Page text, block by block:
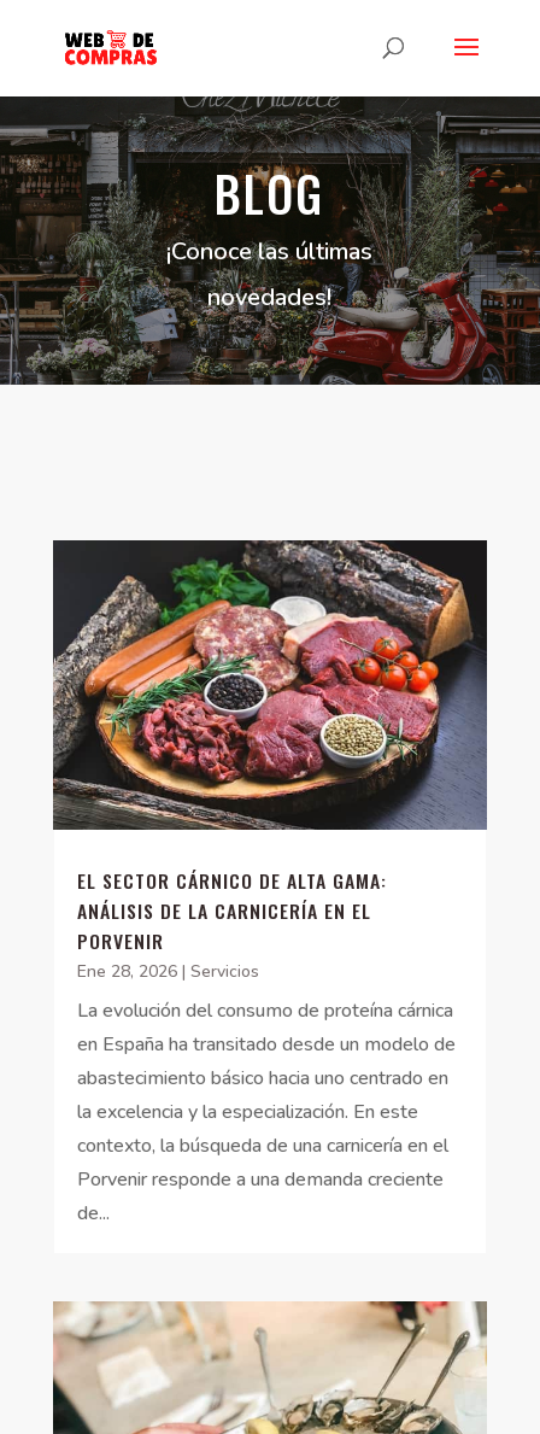
BLOG
¡Conoce las últimas
novedades!
EL SECTOR CÁRNICO DE ALTA GAMA:
ANÁLISIS DE LA CARNICERÍA EN EL
PORVENIR
Ene 28, 2026| Servicios
La evolución del consumo de proteína cárnica
en España ha transitado desde un modelo de
abastecimiento básico hacia uno centrado en
la excelencia y la especialización. En este
contexto, la búsqueda de una carnicería en el
Porvenir responde a una demanda creciente
de...